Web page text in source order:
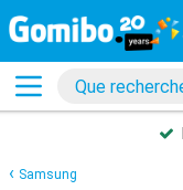
Samsung